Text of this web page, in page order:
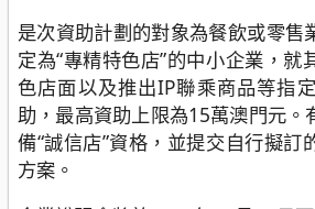
是次資助計劃的對象為餐飲或零售
定為“專精特色店”的中小企業，就
色店面以及推出IP聯乘商品等指
助，最高資助上限為15萬澳門元。
備“誠信店”資格，並提交自行擬訂
方案。